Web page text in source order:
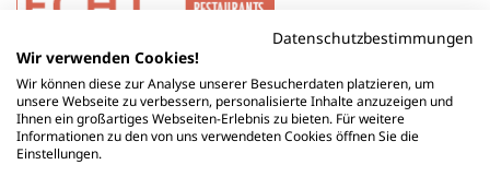
Datenschutzbestimmungen
Wir verwenden Cookies!
Wir können diese zur Analyse unserer Besucherdaten platzieren, um
unsere Webseite zu verbessern, personalisierte Inhalte anzuzeigen und
Ihnen ein großartiges Webseiten-Erlebnis zu bieten. Für weitere
Informationen zu den von uns verwendeten Cookies öffnen Sie die
Einstellungen.